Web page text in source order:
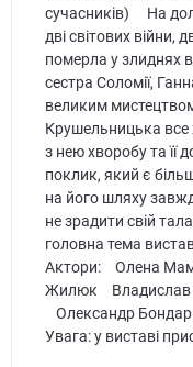
сучасників) ⠀ На
дві світових війни,
померла у злиднях
сестра Соломії,
великим
Крушельницька все
з нею хворобу та її
поклик, який є
на його шляху
не зрадити свій
головна тема
Актори: ⠀Олена
Жилюк ⠀Владислав
⠀Олександр
Увага: у виставі